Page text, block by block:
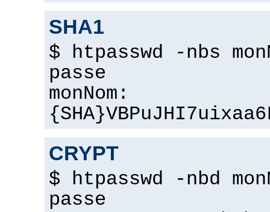
SHA1
$ htpasswd -nbs
passe
monNom:
CRYPT
$ htpasswd -nbd
passe